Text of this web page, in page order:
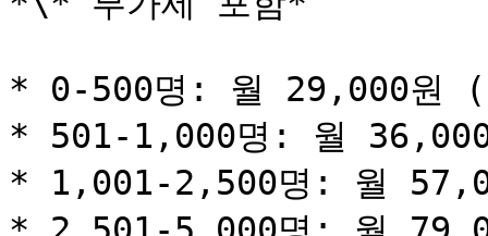
* 0-500명: 월 29,000원 (
* 501-1,000명: 월
* 1,001-2,500명: 월